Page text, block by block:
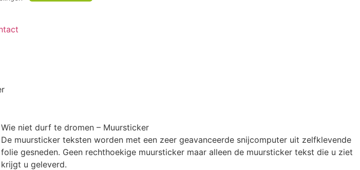
Wie niet durf te dromen – Muursticker
De muursticker teksten worden met een zeer geavanceerde snijcomputer uit zelfklevende
folie gesneden. Geen rechthoekige muursticker maar alleen de muursticker tekst die u ziet
krijgt u geleverd.